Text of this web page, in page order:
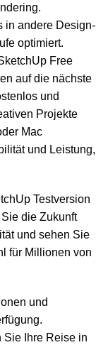
in andere Design-
optimiert.
Free
auf die nächste
und
Projekte
Mac
und Leistung,
Testversion
die Zukunft
und sehen Sie
für Millionen von
und
Sie Ihre Reise in